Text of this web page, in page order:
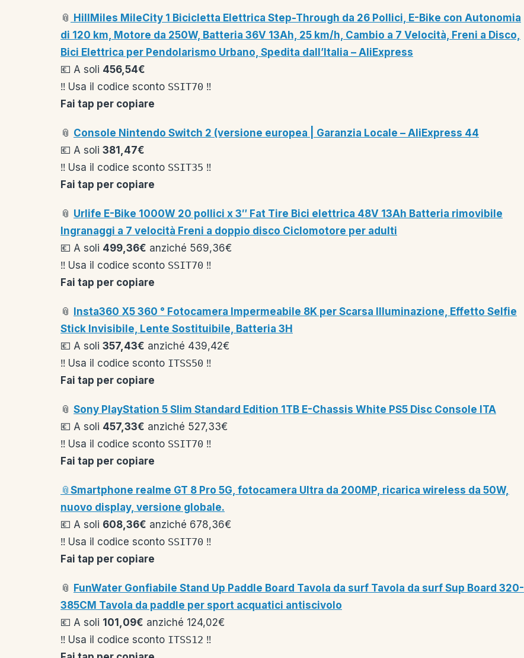
📎 HillMiles MileCity 1 Bicicletta Elettrica Step-Through da 26 Pollici, E-Bike con Autonomia
di 120 km, Motore da 250W, Batteria 36V 13Ah, 25 km/h, Cambio a 7 Velocità, Freni a Disco,
Bici Elettrica per Pendolarismo Urbano, Spedita dall’Italia – AliExpress
💶 A soli 456,54€
‼️ Usa il codice sconto SSIT70 ‼️
Fai tap per copiare
📎 Console Nintendo Switch 2 (versione europea | Garanzia Locale – AliExpress 44
💶 A soli 381,47€
‼️ Usa il codice sconto SSIT35 ‼️
Fai tap per copiare
📎 Urlife E-Bike 1000W 20 pollici x 3″ Fat Tire Bici elettrica 48V 13Ah Batteria rimovibile
Ingranaggi a 7 velocità Freni a doppio disco Ciclomotore per adulti
💶 A soli 499,36€ anziché 569,36€
‼️ Usa il codice sconto SSIT70 ‼️
Fai tap per copiare
📎
Insta360 X5 360 ° Fotocamera Impermeabile 8K per Scarsa Illuminazione, Effetto Selfie
Stick Invisibile, Lente Sostituibile, Batteria 3H
💶 A soli 357,43€ anziché 439,42€
‼️ Usa il codice sconto ITSS50 ‼️
Fai tap per copiare
📎 Sony PlayStation 5 Slim Standard Edition 1TB E-Chassis White PS5 Disc Console ITA
💶 A soli 457,33€ anziché 527,33€
‼️ Usa il codice sconto SSIT70 ‼️
Fai tap per copiare
📎 Smartphone realme GT 8 Pro 5G, fotocamera Ultra da 200MP, ricarica wireless da 50W,
nuovo display, versione globale.
💶 A soli 608,36€ anziché 678,36€
‼️ Usa il codice sconto SSIT70 ‼️
Fai tap per copiare
📎 FunWater Gonfiabile Stand Up Paddle Board Tavola da surf Tavola da surf Sup Board 320-
385CM Tavola da paddle per sport acquatici antiscivolo
💶 A soli 101,09€ anziché 124,02€
‼️ Usa il codice sconto ITSS12 ‼️